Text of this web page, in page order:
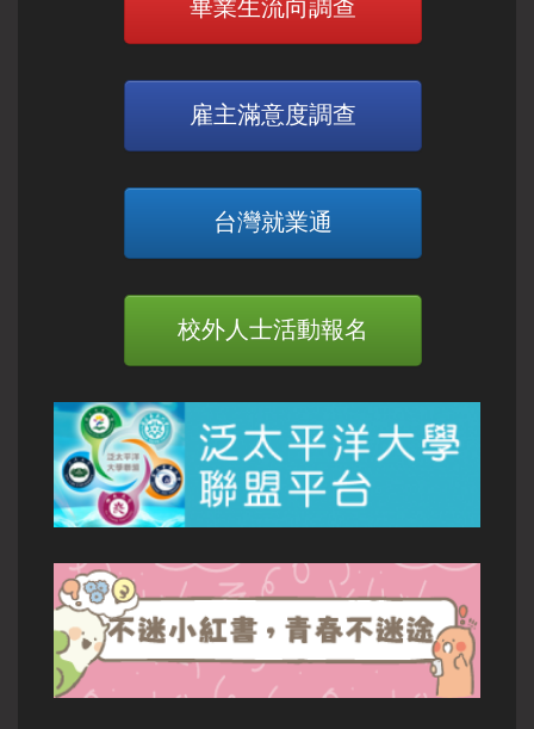
畢業生流向調查
雇主滿意度調查
台灣就業通
校外人士活動報名